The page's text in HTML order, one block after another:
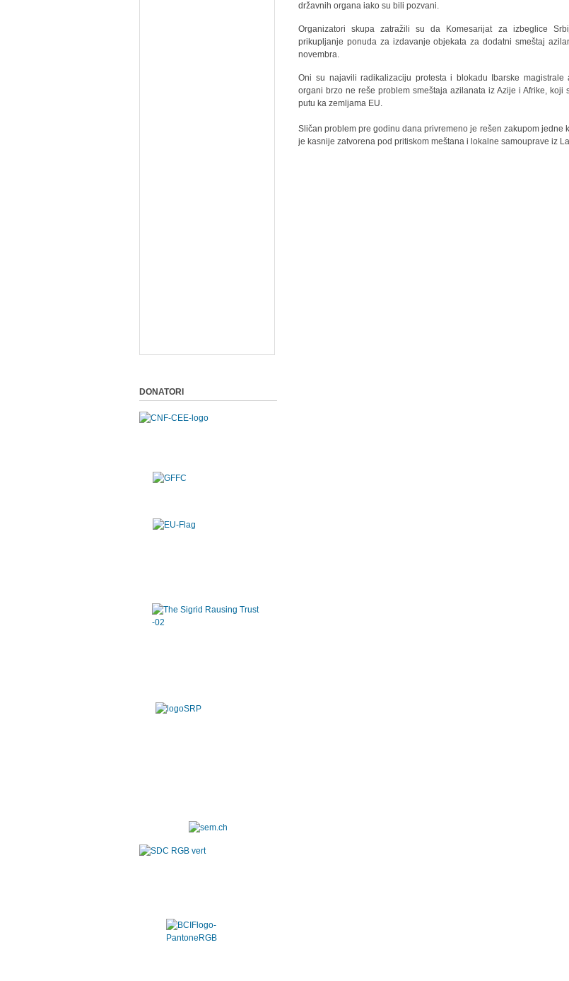
državnih organa iako su bili pozvani.
Organizatori skupa zatražili su da Komesarijat za izbeglice
prikupljanje ponuda za izdavanje objekata za dodatni smeštaj
novembra.
Oni su najavili radikalizaciju protesta i blokadu Ibarske magistrale
organi brzo ne reše problem smeštaja azilanata iz Azije i Afrike, koji
putu ka zemljama EU.
Sličan problem pre godinu dana privremeno je rešen zakupom jedne
je kasnije zatvorena pod pritiskom meštana i lokalne samouprave iz
DONATORI